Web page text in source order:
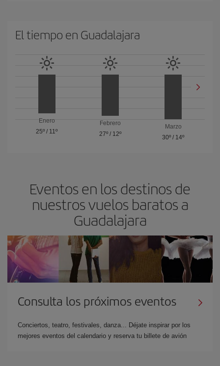
El tiempo en Guadalajara
Enero
25º / 11º
Febrero
27º/ 12º
Marzo
30º / 14º
Eventos en los destinos de
nuestros vuelos baratos a
Guadalajara
Consulta los próximos eventos
Conciertos, teatro, festivales, danza... Déjate inspirar por los
mejores eventos del calendario y reserva tu billete de avión